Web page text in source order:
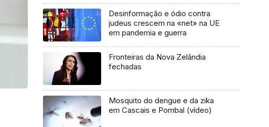
Desinformação e ódio contra
judeus crescem na «net» na UE
em pandemia e guerra
Fronteiras da Nova Zelândia
fechadas
Mosquito do dengue e da zika
em Cascais e Pombal (vídeo)